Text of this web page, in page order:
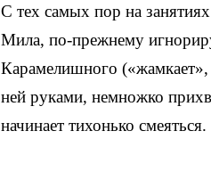
С тех самых пор на
Мила, по-прежнему
Карамелишного
ней руками, немножко
начинает тихонько смеяться.